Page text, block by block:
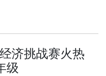
济挑战赛火热
级